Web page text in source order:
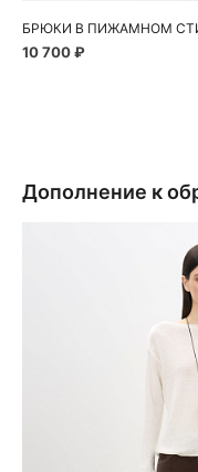
БРЮКИ В ПИЖАМНОМ
10 700 ₽
Дополнение к